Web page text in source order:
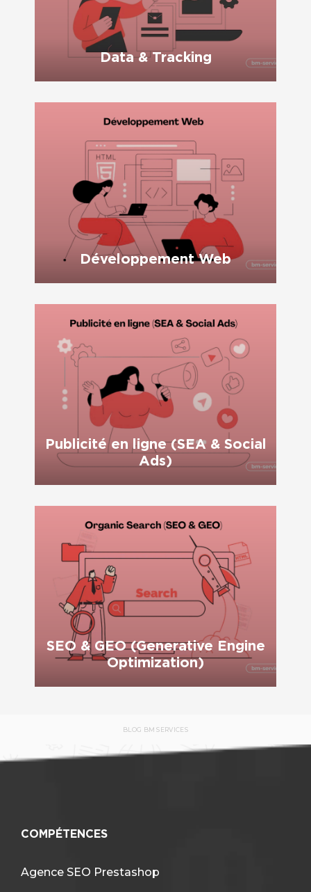
Data & Tracking
Développement Web
Publicité en ligne (SEA & Social
Ads)
SEO & GEO (Generative Engine
Optimization)
BLOG BM SERVICES
COMPÉTENCES
Agence SEO Prestashop